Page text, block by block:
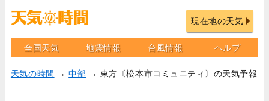
現在地の天気
全国天気 地震情報 台風情報 ヘルプ
天気の時間 →中部 → 東方〔松本市コミュニティ〕の天気予報